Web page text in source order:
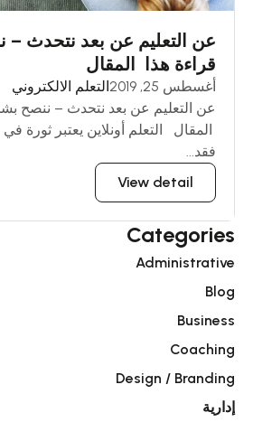
عن التعليم عن بعد نتحدث –
قراءة هذا المقال
أغسطس 25, 2019
التعلم الالكتروني
عن التعليم عن بعد نتحدث – ننصح
المقال التعلم أونلاين يعتبر ثورة في
فقد...
View detail
Categories
Administrative
Blog
Business
Coaching
Design / Branding
إدارية